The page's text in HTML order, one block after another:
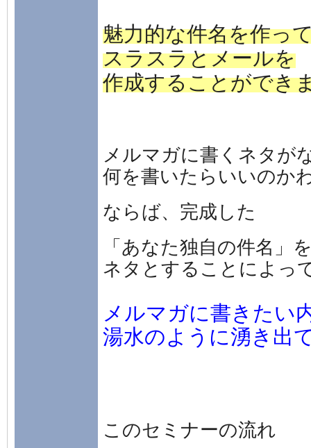
魅力的な件名を作っ
スラスラとメールを
作成することができ
メルマガに書くネタが
何を書いたらいいのか
ならば、完成した
「あなた独自の件名」
ネタとすることによっ
メルマガに書きたい
湯水のように湧き出
このセミナーの流れ